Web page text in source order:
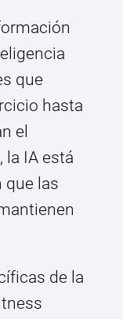
que
hasta
el
la IA está
que las
de la